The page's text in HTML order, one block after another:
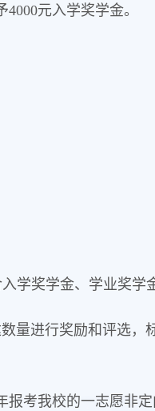
元入学奖学金。
学奖学金、学业奖学
量进行奖励和评选
报考我校的一志愿非